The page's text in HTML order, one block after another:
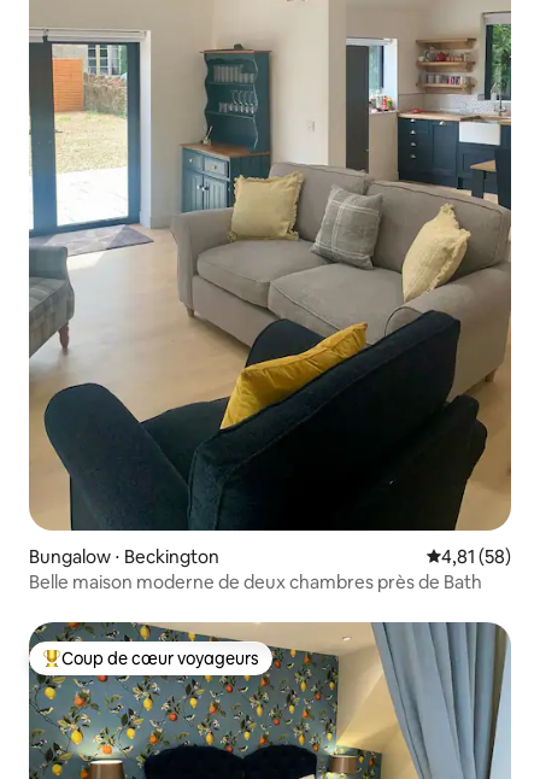
Bungalow ⋅ Beckington Évaluation
4,81 (58)
Belle maison moderne de deux chambres près de Bath
Coups de cœur voyageurs les plus appréciés
Coup de cœur voyageurs